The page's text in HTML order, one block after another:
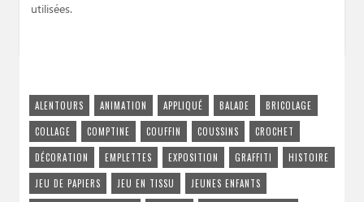
utilisées.
ALENTOURS ANIMATION APPLIQUÉ BALADE
BRICOLAGE
COLLAGE
COMPTINE COUFFIN COUSSINS
CROCHET
DÉCORATION
EMPLETTES EXPOSITION GRAFFITI
HISTOIRE
JEU DE PAPIERS
JEU EN TISSU
JEUNES ENFANTS